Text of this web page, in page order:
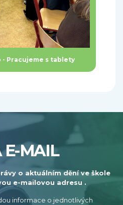
Pracujeme s tablety
E-MAIL
o aktuálním dění ve škole
e-mailovou adresu .
informace o jednotlivých